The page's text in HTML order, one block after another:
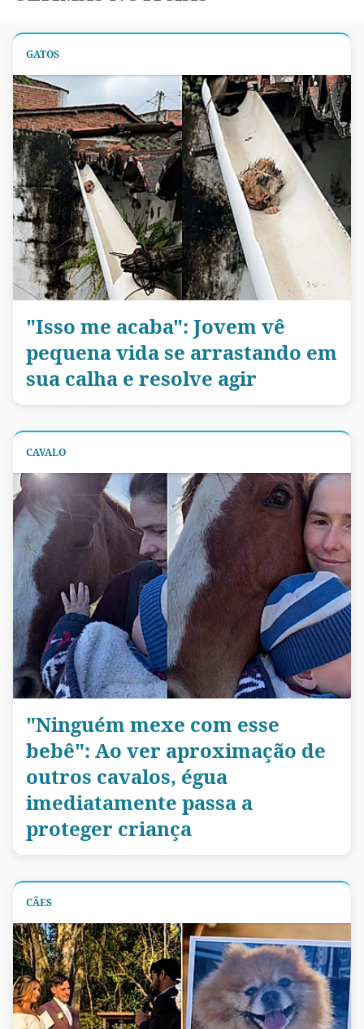
GATOS
"Isso me acaba": Jovem vê
pequena vida se arrastando em
sua calha e resolve agir
CAVALO
"Ninguém mexe com esse
bebê": Ao ver aproximação de
outros cavalos, égua
imediatamente passa a
proteger criança
CÃES